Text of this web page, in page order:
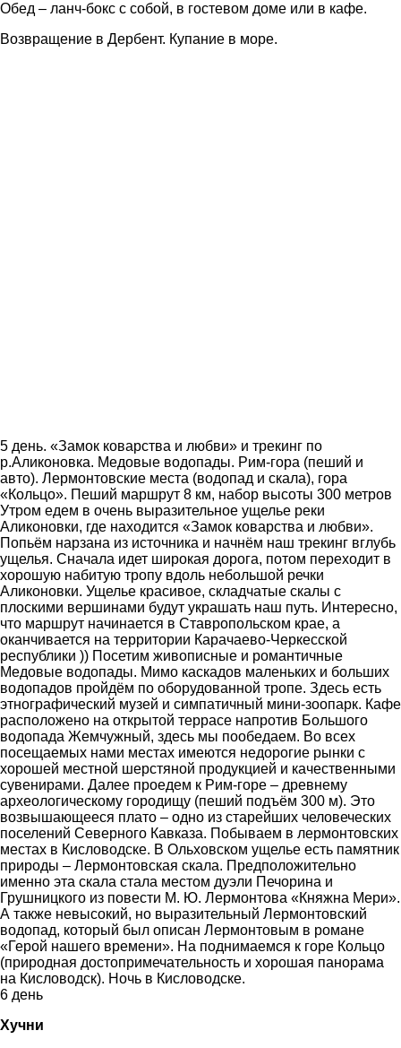
Обед – ланч-бокс с собой, в гостевом доме или в кафе.
Возвращение в Дербент. Купание в море.
5 день. «Замок коварства и любви» и трекинг по
р.Аликоновка. Медовые водопады. Рим-гора (пеший и
авто). Лермонтовские места (водопад и скала), гора
«Кольцо». Пеший маршрут 8 км, набор высоты 300 метров
Утром едем в очень выразительное ущелье реки
Аликоновки, где находится «Замок коварства и любви».
Попьём нарзана из источника и начнём наш трекинг вглубь
ущелья. Сначала идет широкая дорога, потом переходит в
хорошую набитую тропу вдоль небольшой речки
Аликоновки. Ущелье красивое, складчатые скалы с
плоскими вершинами будут украшать наш путь. Интересно,
что маршрут начинается в Ставропольском крае, а
оканчивается на территории Карачаево-Черкесской
республики )) Посетим живописные и романтичные
Медовые водопады. Мимо каскадов маленьких и больших
водопадов пройдём по оборудованной тропе. Здесь есть
этнографический музей и симпатичный мини-зоопарк. Кафе
расположено на открытой террасе напротив Большого
водопада Жемчужный, здесь мы пообедаем. Во всех
посещаемых нами местах имеются недорогие рынки с
хорошей местной шерстяной продукцией и качественными
сувенирами. Далее проедем к Рим-горе – древнему
археологическому городищу (пеший подъём 300 м). Это
возвышающееся плато – одно из старейших человеческих
поселений Северного Кавказа. Побываем в лермонтовских
местах в Кисловодске. В Ольховском ущелье есть памятник
природы – Лермонтовская скала. Предположительно
именно эта скала стала местом дуэли Печорина и
Грушницкого из повести М. Ю. Лермонтова «Княжна Мери».
А также невысокий, но выразительный Лермонтовский
водопад, который был описан Лермонтовым в романе
«Герой нашего времени». На поднимаемся к горе Кольцо
(природная достопримечательность и хорошая панорама
на Кисловодск). Ночь в Кисловодске.
6 день
Хучни